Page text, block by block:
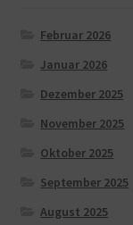
Februar 2026
Januar 2026
Dezember 2025
November 2025
Oktober 2025
September 2025
August 2025